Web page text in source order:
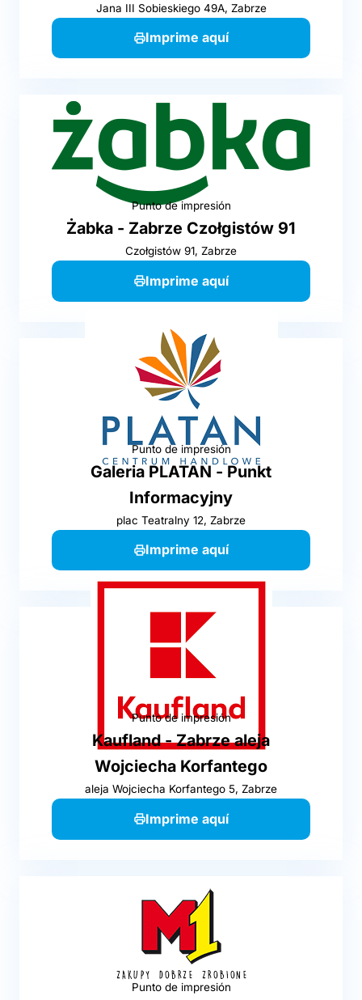
Jana III Sobieskiego 49A, Zabrze
Imprime aquí
Punto de impresión
Żabka - Zabrze Czołgistów 91
Czołgistów 91, Zabrze
Imprime aquí
Punto de impresión
Galeria PLATAN - Punkt
Informacyjny
plac Teatralny 12, Zabrze
Imprime aquí
Punto de impresión
Kaufland - Zabrze aleja
Wojciecha Korfantego
aleja Wojciecha Korfantego 5, Zabrze
Imprime aquí
Punto de impresión